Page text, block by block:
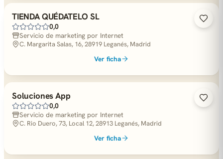
TIENDA QUÉDATELO SL
0,0
Servicio de marketing por Internet
C. Margarita Salas, 16, 28919 Leganés, Madrid
Ver ficha
Soluciones App
0,0
Servicio de marketing por Internet
C. Rio Duero, 73, Local 12, 28913 Leganés, Madrid
Ver ficha